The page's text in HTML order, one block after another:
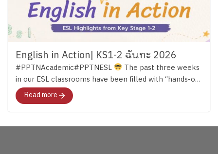
English in Action| KS1-2 ฉันทะ 2026
#PPTNAcademic#PPTNESL
The past three weeks
in our ESL classrooms have been filled with “hands-on
learning.” Across both Key Stage 1 and Key Stage 2,
students have continued developing their English skills
experiences that bring language to life. …ผ่านมาแล้วก
Read more